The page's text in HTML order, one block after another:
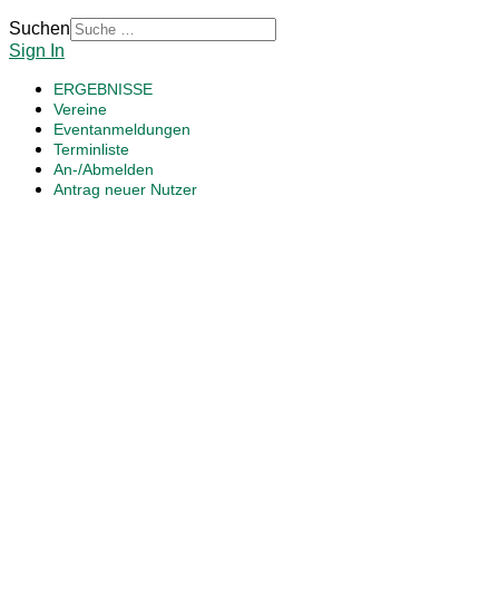
Suchen
Sign In
ERGEBNISSE
Vereine
Eventanmeldungen
Terminliste
An-/Abmelden
Antrag neuer Nutzer